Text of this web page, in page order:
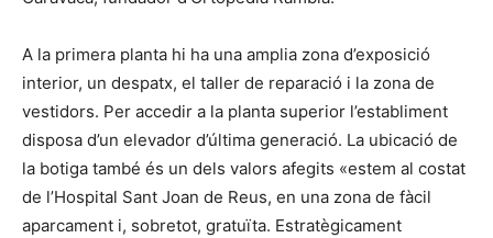
A la primera planta hi ha una amplia zona d’exposició
interior, un despatx, el taller de reparació i la zona de
vestidors. Per accedir a la planta superior l’establiment
disposa d’un elevador d’última generació. La ubicació de
la botiga també és un dels valors afegits «estem al costat
de l’Hospital Sant Joan de Reus, en una zona de fàcil
aparcament i, sobretot, gratuïta. Estratègicament